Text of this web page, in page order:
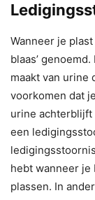
Wanneer je
blaas’
maakt van urine
voorkomen dat
urine achterblijft
een
hebt wanneer je
plassen. In